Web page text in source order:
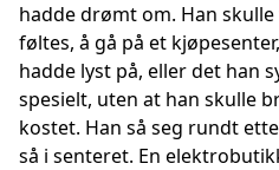
hadde drømt om. Han
føltes, å gå på et
hadde lyst på, eller det han
spesielt, uten at han skulle
kostet. Han så seg rundt
så i senteret. En